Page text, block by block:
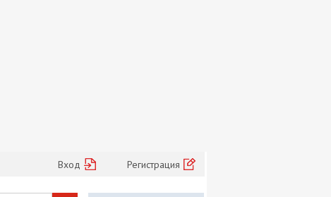
Вход Регистрация